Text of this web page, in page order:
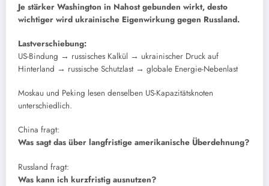
Je stärker Washington in Nahost gebunden wirkt, desto
wichtiger wird ukrainische Eigenwirkung gegen Russland.
Lastverschiebung:
US-Bindung → russisches Kalkül → ukrainischer Druck auf
Hinterland → russische Schutzlast → globale Energie-Nebenlast
Moskau und Peking lesen denselben US-Kapazitätsknoten
unterschiedlich.
China fragt:
Was sagt das über langfristige amerikanische Überdehnung?
Russland fragt:
Was kann ich kurzfristig ausnutzen?